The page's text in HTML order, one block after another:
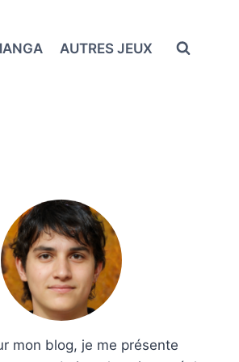
AUTRES JEUX
mon blog, je me présente